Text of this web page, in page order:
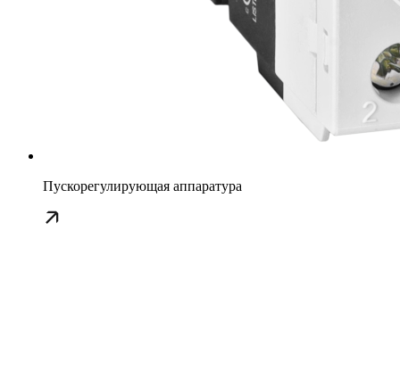
Пускорегулирующая аппаратура